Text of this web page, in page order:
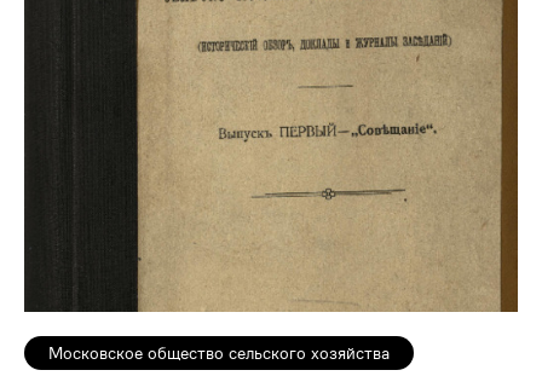
Московское общество сельского хозяйства